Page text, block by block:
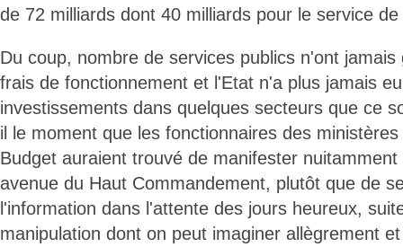
de 72 milliards dont 40 milliards pour le service
Du coup, nombre de services publics n'ont jamais
frais de fonctionnement et l'Etat n'a plus jamais
investissements dans quelques secteurs que ce
il le moment que les fonctionnaires des
Budget auraient trouvé de manifester nuitamment
avenue du Haut Commandement, plutôt que de
l'information dans l'attente des jours heureux,
manipulation dont on peut imaginer allègrement